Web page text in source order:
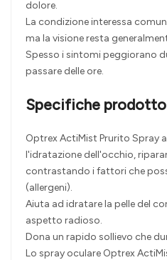
dolore.
La condizione interessa
ma la visione resta
Spesso i sintomi peggiorano
passare delle ore.
Specifiche prodotto
Optrex ActiMist Prurito Spray
l'idratazione dell'occhio,
contrastando i fattori che
(allergeni).
Aiuta ad idratare la pelle del
aspetto radioso.
Dona un rapido sollievo che
Lo spray oculare Optrex